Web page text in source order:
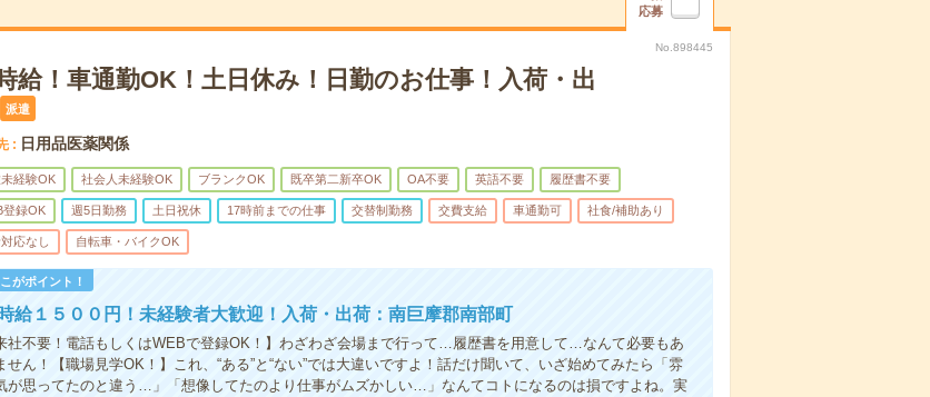
応募
No.898445
給！車通勤OK！土日休み！日勤のお仕事！入荷・出
派遣
日用品医薬関係
経験OK 社会人未経験OK ブランクOK 既卒第二新卒OK OA不要 英語不要 履歴書不要
登録OK 週5日勤務 土日祝休 17時前までの仕事 交替制勤務 交費支給 車通勤可 社食/補助あり
応なし 自転車・バイクOK
がポイント！
給１５００円！未経験者大歓迎！入荷・出荷：南巨摩郡南部町
社不要！電話もしくはWEBで登録OK！】わざわざ会場まで行って…履歴書を用意して…なんて必要もあ
せん！【職場見学OK！】これ、“ある”と“ない”では大違いですよ！話だけ聞いて、いざ始めてみたら「雰
が思ってたのと違う…」「想像してたのより仕事がムズかしい…」なんてコトになるのは損ですよね。実